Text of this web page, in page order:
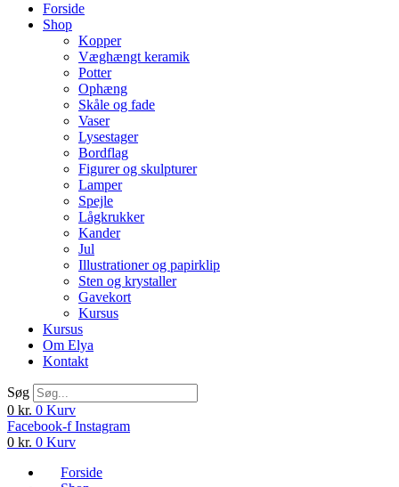
Forside
Shop
Kopper
Væghængt keramik
Potter
Ophæng
Skåle og fade
Vaser
Lysestager
Bordflag
Figurer og skulpturer
Lamper
Spejle
Lågkrukker
Kander
Jul
Illustrationer og papirklip
Sten og krystaller
Gavekort
Kursus
Kursus
Om Elya
Kontakt
Søg
0 kr. 0 Kurv
Facebook-f Instagram
0 kr. 0 Kurv
Forside